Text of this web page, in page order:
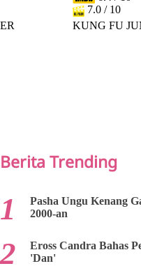
7.0 / 10
KUNG FU
Berita Trending
Pasha Ungu Kenang
2000-an
Eross Candra Bahas
'Dan'